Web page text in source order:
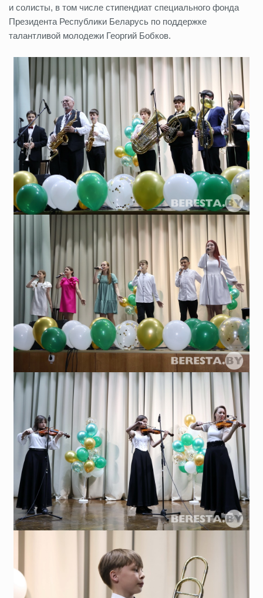
и солисты, в том числе стипендиат специального фонда
Президента Республики Беларусь по поддержке
талантливой молодежи Георгий Бобков.